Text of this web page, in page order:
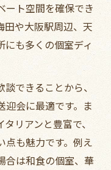
ート空間を確保でき
田や大阪駅周辺、天
も多くの個室ディ
できることから、
迎会に最適です。ま
リアンと豊富で、
点も魅力です。例え
合は和食の個室、華